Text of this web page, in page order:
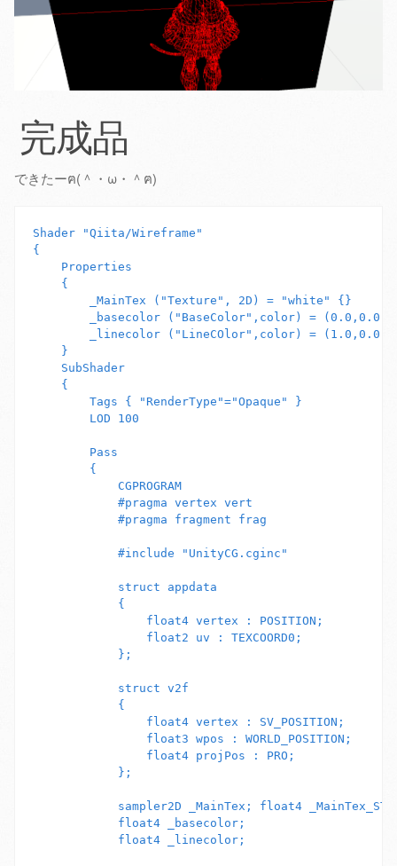
完成品
できたーฅ(＾・ω・＾ฅ)
Shader "Qiita/Wireframe"
{
    Properties
    {
        _MainTex ("Texture", 2D) = "white" {}
_basecolor ("BaseColor",color) =
_linecolor ("LineCOlor",color) =
    }
    SubShader
    {
        Tags { "RenderType"="Opaque" }
        LOD 100
        Pass
        {
            CGPROGRAM
            #pragma vertex vert
            #pragma fragment frag
            #include "UnityCG.cginc"
            struct appdata
            {
                float4 vertex : POSITION;
                float2 uv : TEXCOORD0;
            };
            struct v2f
            {
                float4 vertex : SV_POSITION;
                float3 wpos : WORLD_POSITION;
                float4 projPos : PRO;
            };
            sampler2D _MainTex; float4 _MainTex_ST;
            float4 _basecolor;
            float4 _linecolor;